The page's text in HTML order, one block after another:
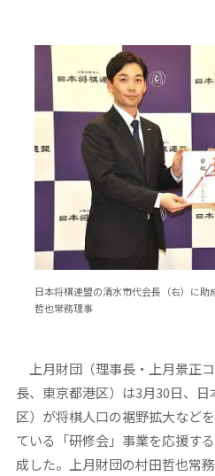
日本将棋連盟の清水市代会長（右）に
哲也常務理事
上月財団（理事長・上月景正
長、東京都港区）は3月30日、
区）が将棋人口の裾野拡大など
ている「研修会」事業を応援す
成した。上月財団の村田哲也常